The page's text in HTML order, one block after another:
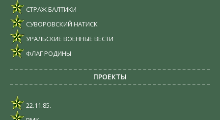
СТРАЖ БАЛТИКИ
СУВОРОВСКИЙ НАТИСК
УРАЛЬСКИЕ ВОЕННЫЕ ВЕСТИ
ФЛАГ РОДИНЫ
ПРОЕКТЫ
22.11.85.